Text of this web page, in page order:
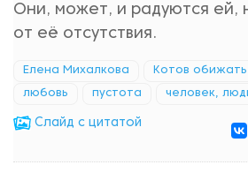
Они, может, и радуются ей,
от её отсутствия.
Елена Михалкова Котов
любовь пустота человек,
Cлайд с цитатой